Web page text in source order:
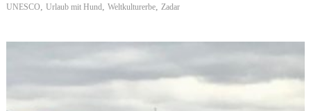
UNESCO Urlaub mit Hund Weltkulturerbe, Zadar